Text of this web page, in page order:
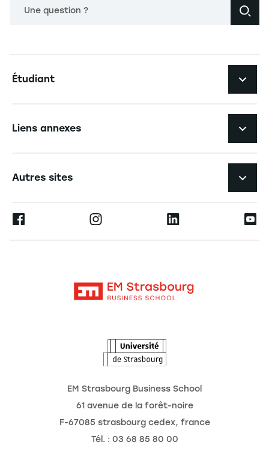
Une question ?
Étudiant
La recherche
Liens annexes
Autres sites
Ernest
EM Strasbourg Business School
61 avenue de la forêt-noire
F-67085 strasbourg cedex, france
Tél. : 03 68 85 80 00